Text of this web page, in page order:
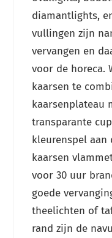
diamantlights,
vullingen zijn
vervangen en
voor de horeca.
kaarsen te
kaarsenplateau
transparante
kleurenspel aan
kaarsen
voor 30 uur
goede
theelichten of
rand zijn de